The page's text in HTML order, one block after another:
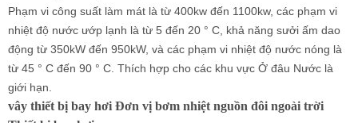
Phạm vi công suất làm mát là từ 400kw đến 1100kw, các phạm vi
nhiệt độ nước ướp lạnh là từ 5 đến 20 ° C, khả năng sưởi ấm dao
động từ 350kW đến 950kW, và các phạm vi nhiệt độ nước nóng là
từ 45 ° C đến 90 ° C. Thích hợp cho các khu vực Ở đâu Nước là
giới hạn.
vây thiết bị bay hơi Đơn vị bơm nhiệt nguồn đôi ngoài trời